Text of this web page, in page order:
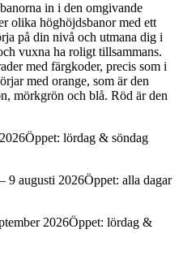
in i den omgivande
olika höghöjdsbanor med ett
på din nivå och utmana dig i
vuxna ha roligt tillsammans.
med färgkoder, precis som i
med orange, som är den
mörkgrön och blå. Röd är den
lördag & söndag
9 augusti 2026Öppet: alla dagar
2026Öppet: lördag &